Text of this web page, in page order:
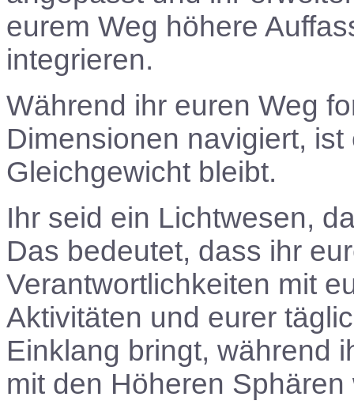
eurem Weg höhere
integrieren.
Während ihr euren Weg
Dimensionen navigiert,
Gleichgewicht bleibt.
Ihr seid ein Lichtwesen,
Das bedeutet, dass ihr
Verantwortlichkeiten mit
Aktivitäten und eurer
Einklang bringt, während
mit den Höheren